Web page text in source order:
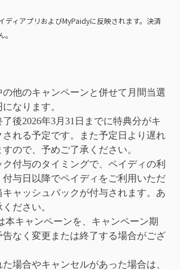
ディアプリおよびMyPaidyに反映されます。決済
の他のキャンペーンと併せて月間当選
になります。
後2026年3月31日までに特典分がキ
される予定です。また予定日より遅れ
ので、予めご了承ください。
付与のタイミングで、ペイディの利
付与日以降でペイディをご利用いただ
キャッシュバックが付与されます。あ
ださい。
本キャンペーンを、キャンペーン期
告なく変更または終了する場合がござ
場合やキャンセルがあった場合は、